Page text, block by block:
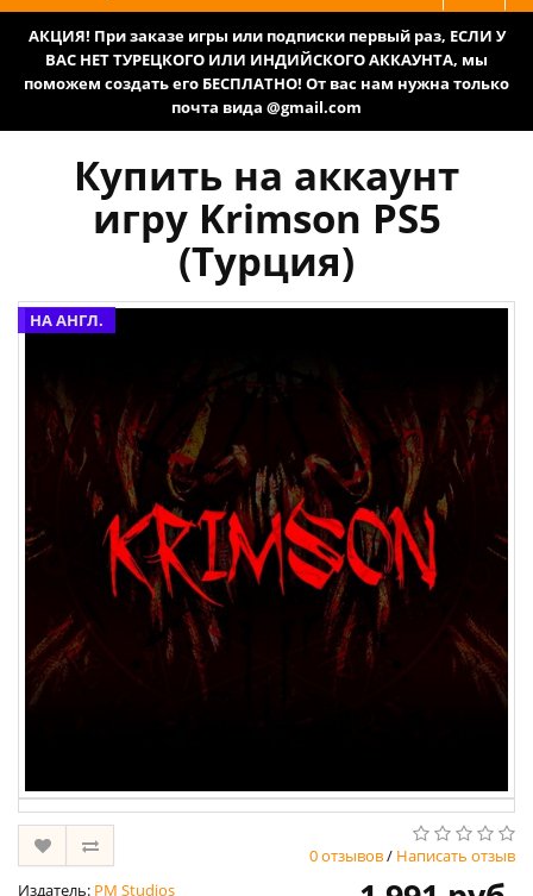
АКЦИЯ! При заказе игры или подписки первый раз, ЕСЛИ У
ВАС НЕТ ТУРЕЦКОГО ИЛИ ИНДИЙСКОГО АККАУНТА, мы
поможем создать его БЕСПЛАТНО! От вас нам нужна только
почта вида @gmail.com
Купить на аккаунт
игру Krimson PS5
(Турция)
НА АНГЛ.
0 отзывов/ Написать отзыв
Издатель: PM Studios